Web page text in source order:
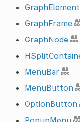
GraphElement
GraphFrame
GraphNode
MenuBar
MenuButton
OptionButton
PopupMenu